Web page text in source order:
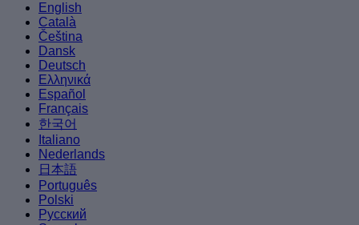
English
Català
Čeština
Dansk
Deutsch
Ελληνικά
Español
Français
한국어
Italiano
Nederlands
日本語
Português
Polski
Русский